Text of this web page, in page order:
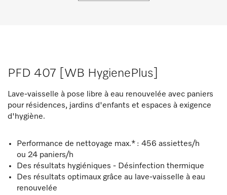
PFD 407 [WB HygienePlus]
Lave-vaisselle à pose libre à eau renouvelée avec paniers
pour résidences, jardins d'enfants et espaces à exigence
d'hygiène.
Performance de nettoyage max.* : 456 assiettes/h
ou 24 paniers/h
Des résultats hygiéniques - Désinfection thermique
Des résultats optimaux grâce au lave-vaisselle à eau
renouvelée